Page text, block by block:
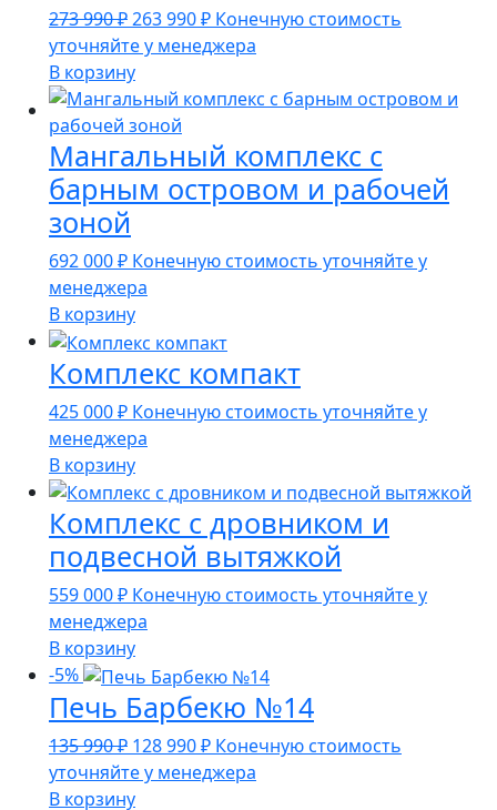
273 990₽ Первоначальная
цена
составляла
273
990 ₽.
263 990₽Текущая
цена:
990 ₽.
Конечную стоимость
уточняйте у менеджера
В корзину
Мангальный комплекс с
барным островом и рабочей
зоной
692 000₽ Конечную стоимость уточняйте у
менеджера
В корзину
Комплекс компакт
425 000₽ Конечную стоимость уточняйте у
менеджера
В корзину
Комплекс с дровником и
подвесной вытяжкой
559 000₽ Конечную стоимость уточняйте у
менеджера
В корзину
-5%
Печь Барбекю №14
135 990₽ Первоначальная
цена
составляла
128 990₽Текущая
цена:
Конечную стоимость
уточняйте у менеджера
В корзину